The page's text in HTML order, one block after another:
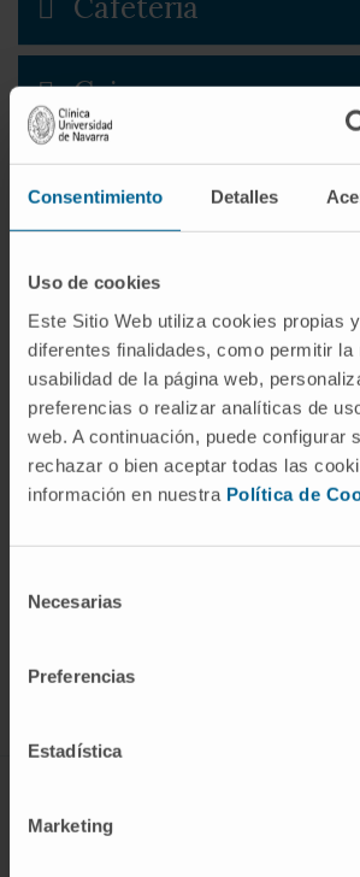
Consentimiento Detalles
Uso de cookies
Este Sitio Web utiliza cookies propias
diferentes finalidades, como permitir la
usabilidad de la página web,
preferencias o realizar analíticas de
web. A continuación, puede configurar
rechazar o bien aceptar todas las
información en nuestra Política de
Necesarias
Preferencias
Estadística
Marketing
Cafetería
Cajeros
Capellanía
Wifi